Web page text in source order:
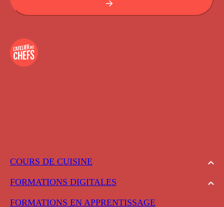
COURS DE CUISINE
FORMATIONS DIGITALES
FORMATIONS EN APPRENTISSAGE